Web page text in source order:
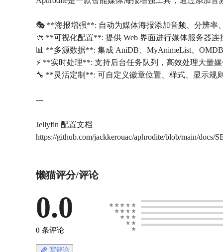
🎭 **海报增强**: 自动为媒体海报添加音频、分辨率
🎨 **可视化配置**: 提供 Web 界面进行媒体服务器连
📊 **多源数据**: 集成 AniDB、MyAnimeList、
⚡ **实时处理**: 支持后台任务队列，高效处理大量
🔧 **灵活定制**: 可自定义徽章位置、样式、显示规
---
Jellyfin 配置文档
https://github.com/jackkerouac/aphrodite/blob/main/docs/
懒猫评分/评论
0.0
0 条评论
写评论